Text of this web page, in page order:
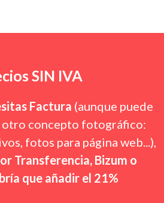
SIN IVA
Factura (aunque puede
otro concepto fotográfico:
fotos para página web...),
Transferencia, Bizum o
que añadir el 21%